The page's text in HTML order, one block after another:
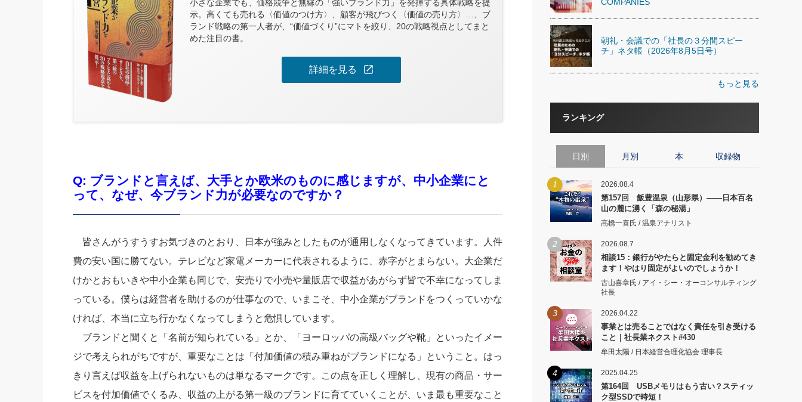
小さな企業でも、価格競争と無縁の「強いブランド力」を発揮する具体戦略を提
示。高くても売れる〈価値のつけ方〉、顧客が飛びつく〈価値の売り方〉…、ブ
ランド戦略の第一人者が、“価値づくり”にマトを絞り、20の戦略視点としてまと
めた注目の書。
詳細を見る open_in_new
Q: ブランドと言えば、大手とか欧米のものに感じますが、中小企業にと
って、なぜ、今ブランド力が必要なのですか？
皆さんがうすうすお気づきのとおり、日本が強みとしたものが通用しなくなってきています。人件
費の安い国に勝てない。テレビなど家電メーカーに代表されるように、赤字がとまらない。大企業だ
けかとおもいきや中小企業も同じで、安売りで小売や量販店で収益があがらず皆で不幸になってしま
っている。僕らは経営者を助けるのが仕事なので、いまこそ、中小企業がブランドをつくっていかな
ければ、本当に立ち行かなくなってしまうと危惧しています。
ブランドと聞くと「名前が知られている」とか、「ヨーロッパの高級バッグや靴」といったイメー
ジで考えられがちですが、重要なことは「付加価値の積み重ねがブランドになる」ということ。はっ
きり言えば収益を上げられないものは単なるマークです。この点を正しく理解し、現有の商品・サー
ビスを付加価値でくるみ、収益の上がる第一級のブランドに育てていくことが、いま最も重要なこと
朝礼・会議での「社長の３分間スピー
チ」ネタ帳（2026年8月5日号）
もっと見る
ランキング
日別 月別 本 収録物
1 2026.08.4
第157回 飯豊温泉（山形県）――日本百名
山の麓に湧く「森の秘湯」
高橋一喜氏 / 温泉アナリスト
2 2026.08.7
相談15：銀行がやたらと固定金利を勧めてき
ます！やはり固定がよいのでしょうか！
古山喜章氏 / アイ・シー・オーコンサルティング
社長
3 2026.04.22
事業とは売ることではなく責任を引き受ける
こと｜社長業ネクスト#430
牟田太陽 / 日本経営合理化協会 理事長
4 2025.04.25
第164回 USBメモリはもう古い？スティッ
ク型SSDで時短！